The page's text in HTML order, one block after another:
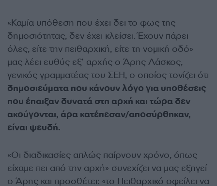
«Καμία υπόθεση που έχει δει το φως της
δημοσιότητας, δεν έχει κλείσει. Έχουν πάρει
όλες, είτε την πειθαρχική, είτε τη νομική οδό»
μας λέει ευθύς εξ’ αρχής ο Άρης Λάσκος,
γενικός γραμματέας του ΣΕΗ, o οποίος τονίζει ότι
δημοσιεύματα που κάνουν λόγο για υποθέσεις
που έπαιξαν δυνατά στη αρχή και τώρα δεν
ακούγονται, άρα κατέπεσαν/αποσύρθηκαν,
είναι ψευδή.
«Οι διαδικασίες απλώς παίρνουν χρόνο, όπως
είχαμε πει από την αρχή» συνεχίζει να μας εξηγεί
ο Άρης και προσθέτει: «το Πειθαρχικό οφείλει να